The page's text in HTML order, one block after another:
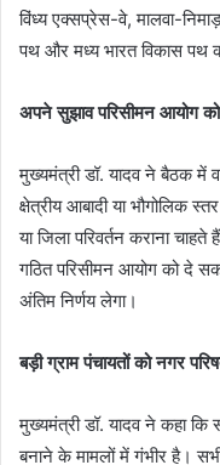
विंध्य एक्सप्रेस-वे, मालवा-
पथ और मध्य भारत विकास पथ
अपने सुझाव परिसीमन आयोग
मुख्यमंत्री डॉ. यादव ने बैठक में
क्षेत्रीय आबादी या भौगोलिक
या जिला परिवर्तन कराना
गठित परिसीमन आयोग को दे
अंतिम निर्णय लेगा।
बड़ी ग्राम पंचायतों को नगर
मुख्यमंत्री डॉ. यादव ने कहा कि
बनाने के मामलों में गंभीर है।